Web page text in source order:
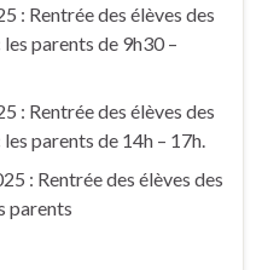
: Rentrée des élèves des
parents de 9h30 –
: Rentrée des élèves des
parents de 14h – 17h.
: Rentrée des élèves des
parents